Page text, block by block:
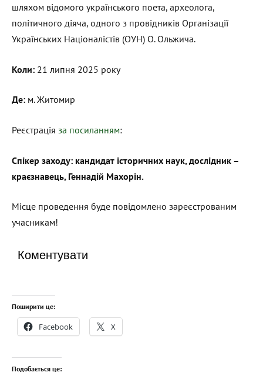
шляхом відомого українського поета, археолога,
політичного діяча, одного з провідників Організації
Українських Націоналістів (ОУН) О. Ольжича.
Коли: 21 липня 2025 року
Де: м. Житомир
Реєстрація за посиланням:
Спікер заходу: кандидат історичних наук, дослідник –
краєзнавець, Геннадій Махорін.
Місце проведення буде повідомлено зареєстрованим
учасникам!
Коментувати
Поширити це:
Facebook X
Подобається це: